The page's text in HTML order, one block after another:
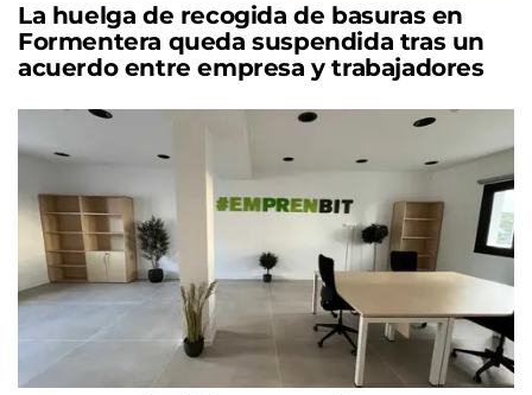
La huelga de recogida de basuras en
Formentera queda suspendida tras un
acuerdo entre empresa y trabajadores